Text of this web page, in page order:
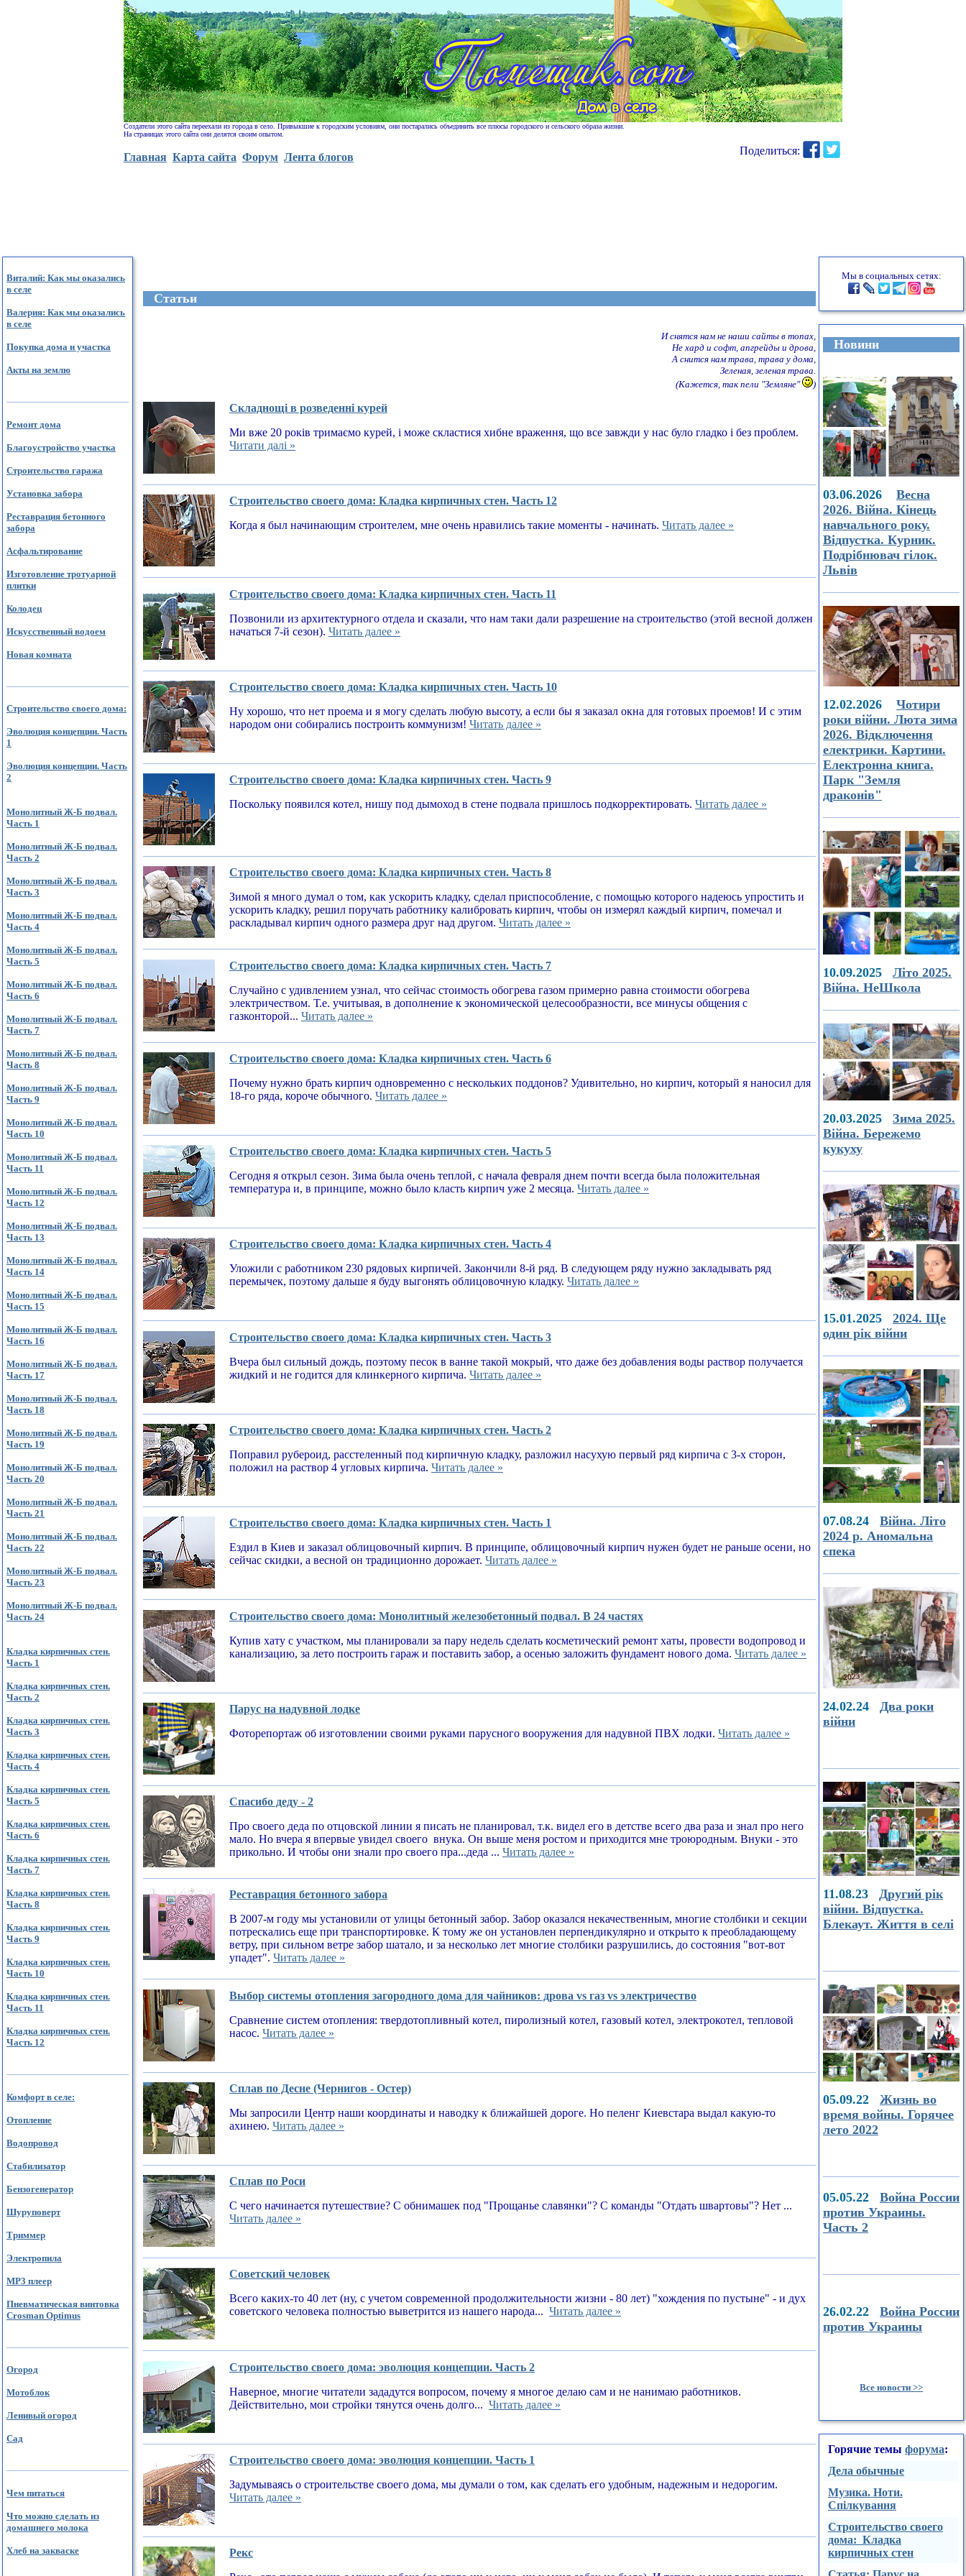
Создатели этого сайта переехали из города в село. Привыкшие к городским условиям, они постарались объединить все плюсы городского и сельского образа жизни.
На страницах этого сайта они делятся своим опытом.
Главная Карта сайта Форум Лента блогов
Поделиться:
Виталий: Как мы оказались
в селе
Валерия: Как мы оказались
в селе
Покупка дома и участка
Акты на землю
Ремонт дома
Благоустройство участка
Строительство гаража
Установка забора
Реставрация бетонного
забора
Асфальтирование
Изготовление тротуарной
плитки
Колодец
Искусственный водоем
Новая комната
Строительство своего дома:
Эволюция концепции. Часть
1
Эволюция концепции. Часть
2
Монолитный Ж-Б подвал.
Часть 1
Монолитный Ж-Б подвал.
Часть 2
Монолитный Ж-Б подвал.
Часть 3
Монолитный Ж-Б подвал.
Часть 4
Монолитный Ж-Б подвал.
Часть 5
Монолитный Ж-Б подвал.
Часть 6
Монолитный Ж-Б подвал.
Часть 7
Монолитный Ж-Б подвал.
Часть 8
Монолитный Ж-Б подвал.
Часть 9
Монолитный Ж-Б подвал.
Часть 10
Монолитный Ж-Б подвал.
Часть 11
Монолитный Ж-Б подвал.
Часть 12
Монолитный Ж-Б подвал.
Часть 13
Монолитный Ж-Б подвал.
Часть 14
Монолитный Ж-Б подвал.
Часть 15
Монолитный Ж-Б подвал.
Часть 16
Монолитный Ж-Б подвал.
Часть 17
Монолитный Ж-Б подвал.
Часть 18
Монолитный Ж-Б подвал.
Часть 19
Монолитный Ж-Б подвал.
Часть 20
Монолитный Ж-Б подвал.
Часть 21
Монолитный Ж-Б подвал.
Часть 22
Монолитный Ж-Б подвал.
Часть 23
Монолитный Ж-Б подвал.
Часть 24
Кладка кирпичных стен.
Часть 1
Кладка кирпичных стен.
Часть 2
Кладка кирпичных стен.
Часть 3
Кладка кирпичных стен.
Часть 4
Кладка кирпичных стен.
Часть 5
Кладка кирпичных стен.
Часть 6
Кладка кирпичных стен.
Часть 7
Кладка кирпичных стен.
Часть 8
Кладка кирпичных стен.
Часть 9
Кладка кирпичных стен.
Часть 10
Кладка кирпичных стен.
Часть 11
Кладка кирпичных стен.
Часть 12
Комфорт в селе:
Отопление
Водопровод
Стабилизатор
Бензогенератор
Шуруповерт
Триммер
Электропила
MP3 плеер
Пневматическая винтовка
Crosman Optimus
Огород
Мотоблок
Ленивый огород
Сад
Чем питаться
Что можно сделать из
домашнего молока
Хлеб на закваске
Cтатьи
И снятся нам не наши сайты в топах,
Не хард и софт, апгрейды и дрова,
А снится нам трава, трава у дома,
Зеленая, зеленая трава.
(Кажется, так пели "Земляне"
)
Складнощі в розведенні курей
Ми вже 20 років тримаємо курей, і може скластися хибне враження, що все завжди у нас було гладко і без проблем.
Читати далі »
Строительство своего дома: Кладка кирпичных стен. Часть 12
Когда я был начинающим строителем, мне очень нравились такие моменты - начинать. Читать далее »
Строительство своего дома: Кладка кирпичных стен. Часть 11
Позвонили из архитектурного отдела и сказали, что нам таки дали разрешение на строительство (этой весной должен
начаться 7-й сезон). Читать далее »
Строительство своего дома: Кладка кирпичных стен. Часть 10
Ну хорошо, что нет проема и я могу сделать любую высоту, а если бы я заказал окна для готовых проемов! И с этим
народом они собирались построить коммунизм! Читать далее »
Строительство своего дома: Кладка кирпичных стен. Часть 9
Поскольку появился котел, нишу под дымоход в стене подвала пришлось подкорректировать. Читать далее »
Строительство своего дома: Кладка кирпичных стен. Часть 8
Зимой я много думал о том, как ускорить кладку, сделал приспособление, с помощью которого надеюсь упростить и
ускорить кладку, решил поручать работнику калибровать кирпич, чтобы он измерял каждый кирпич, помечал и
раскладывал кирпич одного размера друг над другом. Читать далее »
Строительство своего дома: Кладка кирпичных стен. Часть 7
Случайно с удивлением узнал, что сейчас стоимость обогрева газом примерно равна стоимости обогрева
электричеством. Т.е. учитывая, в дополнение к экономической целесообразности, все минусы общения с
газконторой... Читать далее »
Строительство своего дома: Кладка кирпичных стен. Часть 6
Почему нужно брать кирпич одновременно с нескольких поддонов? Удивительно, но кирпич, который я наносил для
18-го ряда, короче обычного. Читать далее »
Строительство своего дома: Кладка кирпичных стен. Часть 5
Сегодня я открыл сезон. Зима была очень теплой, с начала февраля днем почти всегда была положительная
температура и, в принципе, можно было класть кирпич уже 2 месяца. Читать далее »
Строительство своего дома: Кладка кирпичных стен. Часть 4
Уложили с работником 230 рядовых кирпичей. Закончили 8-й ряд. В следующем ряду нужно закладывать ряд
перемычек, поэтому дальше я буду выгонять облицовочную кладку. Читать далее »
Строительство своего дома: Кладка кирпичных стен. Часть 3
Вчера был сильный дождь, поэтому песок в ванне такой мокрый, что даже без добавления воды раствор получается
жидкий и не годится для клинкерного кирпича. Читать далее »
Строительство своего дома: Кладка кирпичных стен. Часть 2
Поправил рубероид, расстеленный под кирпичную кладку, разложил насухую первый ряд кирпича с 3-х сторон,
положил на раствор 4 угловых кирпича. Читать далее »
Строительство своего дома: Кладка кирпичных стен. Часть 1
Ездил в Киев и заказал облицовочный кирпич. В принципе, облицовочный кирпич нужен будет не раньше осени, но
сейчас скидки, а весной он традиционно дорожает. Читать далее »
Строительство своего дома: Монолитный железобетонный подвал. В 24 частях
Купив хату с участком, мы планировали за пару недель сделать косметический ремонт хаты, провести водопровод и
канализацию, за лето построить гараж и поставить забор, а осенью заложить фундамент нового дома. Читать далее »
Парус на надувной лодке
Фоторепортаж об изготовлении своими руками парусного вооружения для надувной ПВХ лодки. Читать далее »
Спасибо деду - 2
Про своего деда по отцовской линии я писать не планировал, т.к. видел его в детстве всего два раза и знал про него
мало. Но вчера я впервые увидел своего внука. Он выше меня ростом и приходится мне троюродным. Внуки - это
прикольно. И чтобы они знали про своего пра...деда ... Читать далее »
Реставрация бетонного забора
В 2007-м году мы установили от улицы бетонный забор. Забор оказался некачественным, многие столбики и секции
потрескались еще при транспортировке. К тому же он установлен перпендикулярно и открыто к преобладающему
ветру, при сильном ветре забор шатало, и за несколько лет многие столбики разрушились, до состояния "вот-вот
упадет". Читать далее »
Выбор системы отопления загородного дома для чайников: дрова vs газ vs электричество
Сравнение систем отопления: твердотопливный котел, пиролизный котел, газовый котел, электрокотел, тепловой
насос. Читать далее »
Сплав по Десне (Чернигов - Остер)
Мы запросили Центр наши координаты и наводку к ближайшей дороге. Но пеленг Киевстара выдал какую-то
ахинею. Читать далее »
Сплав по Роси
С чего начинается путешествие? С обнимашек под "Прощанье славянки"? С команды "Отдать швартовы"? Нет ...
Читать далее »
Советский человек
Всего каких-то 40 лет (ну, с учетом современной продолжительности жизни - 80 лет) "хождения по пустыне" - и дух
советского человека полностью выветрится из нашего народа... Читать далее »
Строительство своего дома: эволюция концепции. Часть 2
Наверное, многие читатели зададутся вопросом, почему я многое делаю сам и не нанимаю работников.
Действительно, мои стройки тянутся очень долго... Читать далее »
Строительство своего дома: эволюция концепции. Часть 1
Задумываясь о строительстве своего дома, мы думали о том, как сделать его удобным, надежным и недорогим.
Читать далее »
Рекс
Мы в социальных сетях:
Новини
03.06.2026 Весна
2026. Війна. Кінець
навчального року.
Відпустка. Курник.
Подрібнювач гілок.
Львів
12.02.2026 Чотири
роки війни. Люта зима
2026. Відключення
електрики. Картини.
Електронна книга.
Парк "Земля
драконів"
10.09.2025 Літо 2025.
Війна. НеШкола
20.03.2025 Зима 2025.
Війна. Бережемо
кукуху
15.01.2025 2024. Ще
один рік війни
07.08.24 Війна. Літо
2024 р. Аномальна
спека
24.02.24 Два роки
війни
11.08.23 Другий рік
війни. Відпустка.
Блекаут. Життя в селі
05.09.22 Жизнь во
время войны. Горячее
лето 2022
05.05.22 Война России
против Украины.
Часть 2
26.02.22 Война России
против Украины
Все новости >>
Горячие темы форума:
Дела обычные
Музика. Ноти.
Спілкування
Строительство своего
дома: Кладка
кирпичных стен